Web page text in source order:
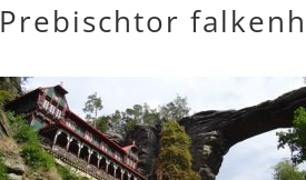
Prebischtor